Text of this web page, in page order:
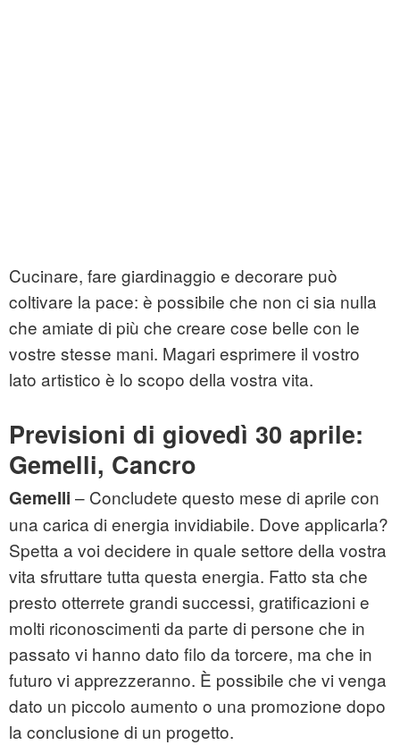
Cucinare, fare giardinaggio e decorare può
coltivare la pace: è possibile che non ci sia nulla
che amiate di più che creare cose belle con le
vostre stesse mani. Magari esprimere il vostro
lato artistico è lo scopo della vostra vita.
Previsioni di giovedì 30 aprile:
Gemelli, Cancro
Gemelli – Concludete questo mese di aprile con
una carica di energia invidiabile. Dove applicarla?
Spetta a voi decidere in quale settore della vostra
vita sfruttare tutta questa energia. Fatto sta che
presto otterrete grandi successi, gratificazioni e
molti riconoscimenti da parte di persone che in
passato vi hanno dato filo da torcere, ma che in
futuro vi apprezzeranno. È possibile che vi venga
dato un piccolo aumento o una promozione dopo
la conclusione di un progetto.